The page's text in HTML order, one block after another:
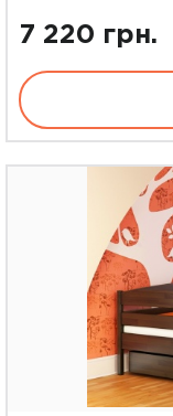
7 220 грн.